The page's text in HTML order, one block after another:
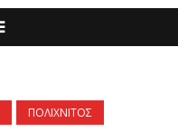
ΠΟΛΙΧΝΙΤΟΣ